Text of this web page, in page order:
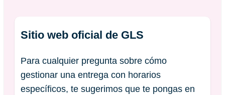
Sitio web oficial de GLS
Para cualquier pregunta sobre cómo
gestionar una entrega con horarios
específicos, te sugerimos que te pongas en